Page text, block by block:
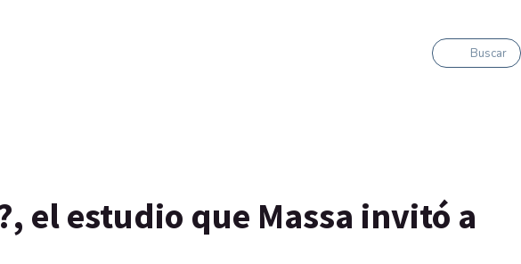
Buscar
el estudio que Massa invitó a